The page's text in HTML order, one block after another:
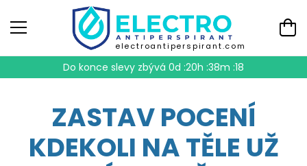
electroantiperspirant.com
Do konce slevy zbývá 0d :20h :38m :17
ZASTAV POCENÍ
KDEKOLI NA TĚLE UŽ